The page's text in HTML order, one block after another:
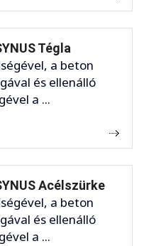
Tégla
a beton
és ellenálló
a ...
Acélszürke
a beton
és ellenálló
a ...